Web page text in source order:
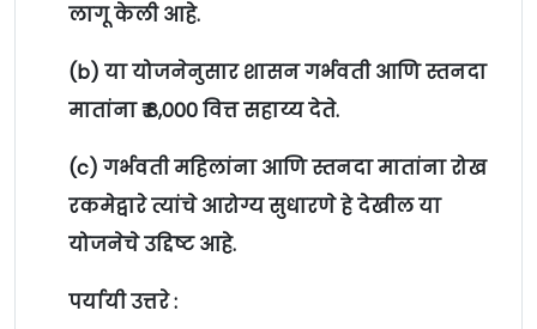
लागू केली आहे.
(b) या योजनेनुसार शासन गर्भवती आणि स्तनदा
मातांना ₹ 8,000 वित्त सहाय्य देते.
(c) गर्भवती महिलांना आणि स्तनदा मातांना रोख
रकमेद्वारे त्यांचे आरोग्य सुधारणे हे देखील या
योजनेचे उद्दिष्ट आहे.
पर्यायी उत्तरे :